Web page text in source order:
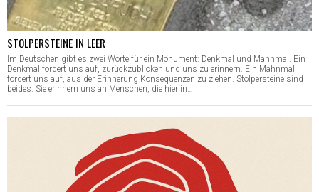
STOLPERSTEINE IN LEER
Im Deutschen gibt es zwei Worte für ein Monument: Denkmal und Mahnmal. Ein
Denkmal fordert uns auf, zurückzublicken und uns zu erinnern. Ein Mahnmal
fordert uns auf, aus der Erinnerung Konsequenzen zu ziehen. Stolpersteine sind
beides. Sie erinnern uns an Menschen, die hier in…